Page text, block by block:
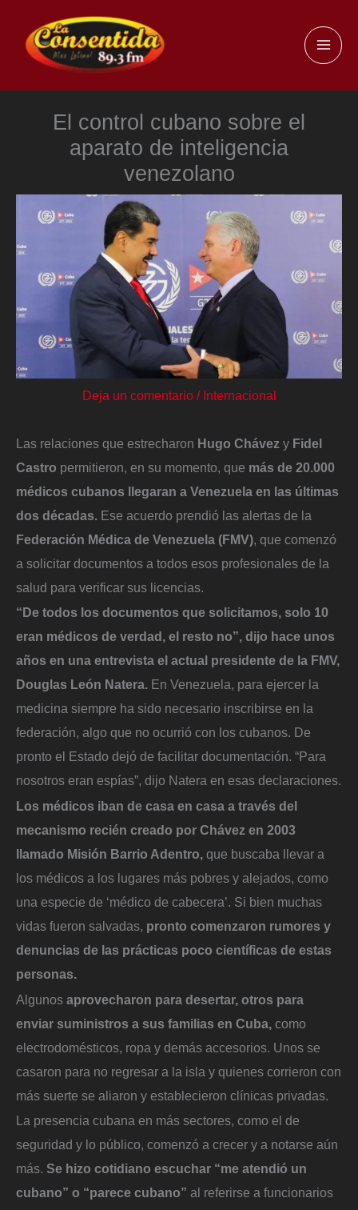
contenido
El control cubano sobre el
aparato de inteligencia
venezolano
Deja un comentario / Internacional
Las relaciones que estrecharon Hugo Chávez y Fidel
Castro permitieron, en su momento, que más de 20.000
médicos cubanos llegaran a Venezuela en las últimas
dos décadas. Ese acuerdo prendió las alertas de la
Federación Médica de Venezuela (FMV), que comenzó
a solicitar documentos a todos esos profesionales de la
salud para verificar sus licencias.
“De todos los documentos que solicitamos, solo 10
eran médicos de verdad, el resto no”, dijo hace unos
años en una entrevista el actual presidente de la FMV,
Douglas León Natera. En Venezuela, para ejercer la
medicina siempre ha sido necesario inscribirse en la
federación, algo que no ocurrió con los cubanos. De
pronto el Estado dejó de facilitar documentación. “Para
nosotros eran espías”, dijo Natera en esas declaraciones.
Los médicos iban de casa en casa a través del
mecanismo recién creado por Chávez en 2003
llamado Misión Barrio Adentro, que buscaba llevar a
los médicos a los lugares más pobres y alejados, como
una especie de ‘médico de cabecera’. Si bien muchas
vidas fueron salvadas, pronto comenzaron rumores y
denuncias de las prácticas poco científicas de estas
personas.
Algunos aprovecharon para desertar, otros para
enviar suministros a sus familias en Cuba, como
electrodomésticos, ropa y demás accesorios. Unos se
casaron para no regresar a la isla y quienes corrieron con
más suerte se aliaron y establecieron clínicas privadas.
La presencia cubana en más sectores, como el de
seguridad y lo público, comenzó a crecer y a notarse aún
más. Se hizo cotidiano escuchar “me atendió un
cubano” o “parece cubano” al referirse a funcionarios